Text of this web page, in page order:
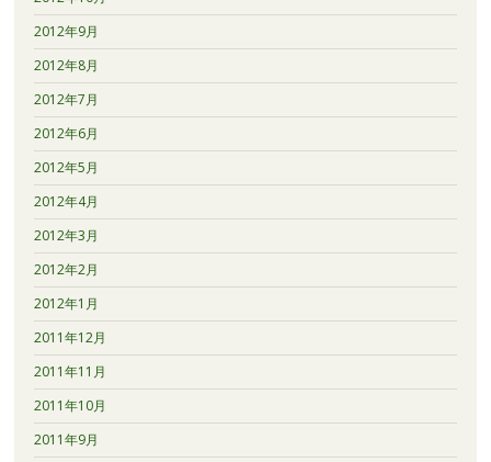
2012年9月
2012年8月
2012年7月
2012年6月
2012年5月
2012年4月
2012年3月
2012年2月
2012年1月
2011年12月
2011年11月
2011年10月
2011年9月